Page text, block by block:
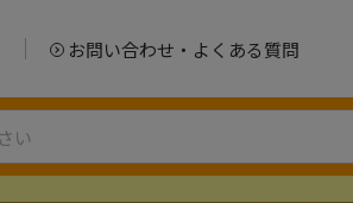
お問い合わせ・よくある質問